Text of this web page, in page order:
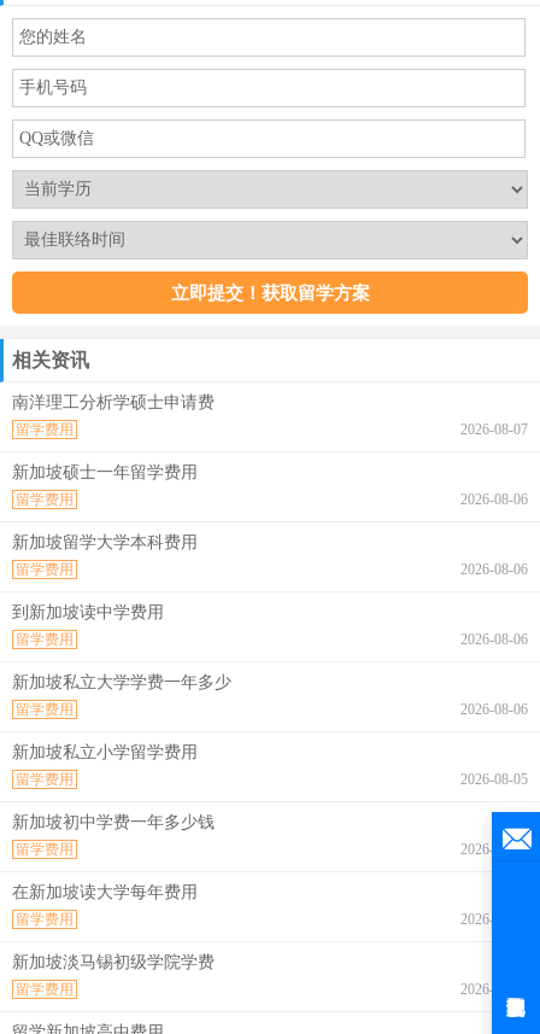
相关资讯
南洋理工分析学硕士申请费
2026-08-07
留学费用
新加坡硕士一年留学费用
2026-08-06
留学费用
新加坡留学大学本科费用
2026-08-06
留学费用
到新加坡读中学费用
2026-08-06
留学费用
新加坡私立大学学费一年多少
2026-08-06
留学费用
新加坡私立小学留学费用
2026-08-05
留学费用
新加坡初中学费一年多少钱
2026-08-04
留学费用
在新加坡读大学每年费用
2026-08-04
留学费用
新加坡淡马锡初级学院学费
2026-08-04
留学费用